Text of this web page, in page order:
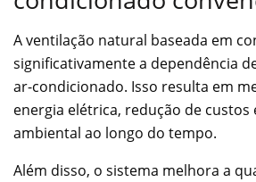
A ventilação natural baseada em
significativamente a dependência
ar-condicionado. Isso resulta em
energia elétrica, redução de
ambiental ao longo do tempo.
Além disso, o sistema melhora a